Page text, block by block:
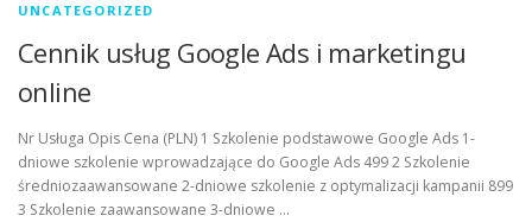
UNCATEGORIZED
Cennik usług Google Ads i marketingu
online
Nr Usługa Opis Cena (PLN) 1 Szkolenie podstawowe Google Ads 1-
dniowe szkolenie wprowadzające do Google Ads 499 2 Szkolenie
średniozaawansowane 2-dniowe szkolenie z optymalizacji kampanii 899
3 Szkolenie zaawansowane 3-dniowe …